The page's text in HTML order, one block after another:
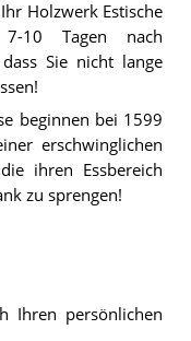
Holzwerk Estische
10 Tagen nach
Sie nicht lange
beginnen bei 1599
erschwinglichen
ihren Essbereich
zu sprengen!
Ihren persönlichen